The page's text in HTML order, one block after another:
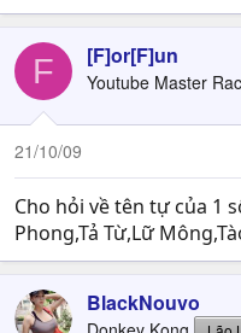
F [F]or[F]un
Youtube Master
21/10/09
Cho hỏi về tên tự của 1
Phong,Tả Từ,Lữ
BlackNouvo